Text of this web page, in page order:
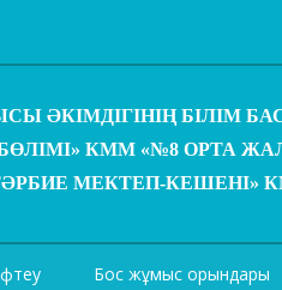
ӘКІМДІГІНІҢ БІЛІМ
КММ «№8 ОРТА
МЕКТЕП-КЕШЕНІ»
Бос жұмыс орындары